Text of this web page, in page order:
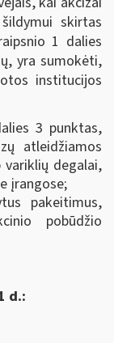
skirtas
1 dalies
yra sumokėti,
institucijos
3 punktas,
atleidžiamos
degalai,
įrangose;
pakeitimus,
pobūdžio
d.: